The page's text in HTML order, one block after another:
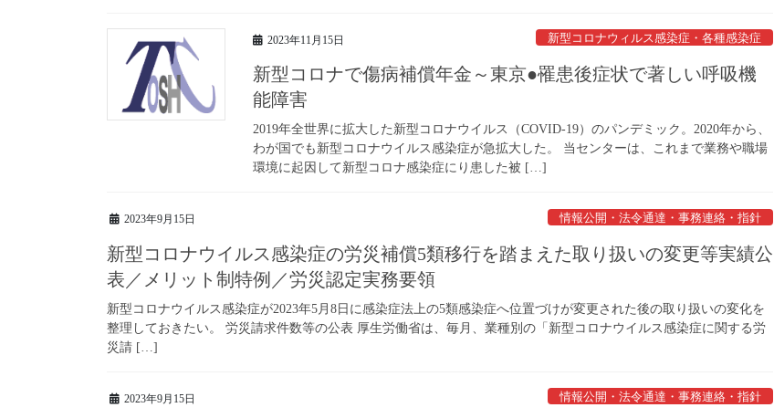
2023年11月15日 新型コロナウィルス感染症・各種感染症
新型コロナで傷病補償年金～東京●罹患後症状で著しい呼吸機
能障害
2019年全世界に拡大した新型コロナウイルス（COVID-19）のパンデミック。2020年から、
わが国でも新型コロナウイルス感染症が急拡大した。 当センターは、これまで業務や職場
環境に起因して新型コロナ感染症にり患した被 […]
2023年9月15日 情報公開・法令通達・事務連絡・指針
新型コロナウイルス感染症の労災補償5類移行を踏まえた取り扱いの変更等実績公
表／メリット制特例／労災認定実務要領
新型コロナウイルス感染症が2023年5月8日に感染症法上の5類感染症へ位置づけが変更された後の取り扱いの変化を
整理しておきたい。 労災請求件数等の公表 厚生労働省は、毎月、業種別の「新型コロナウイルス感染症に関する労
災請 […]
2023年9月15日 情報公開・法令通達・事務連絡・指針